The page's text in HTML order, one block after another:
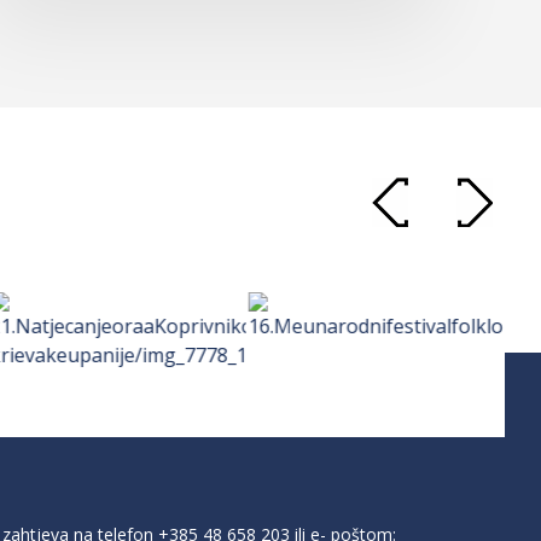
na telefon +385 48 658 203 ili e- poštom: